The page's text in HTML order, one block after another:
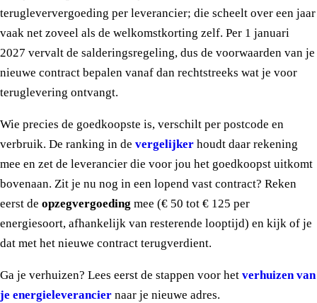
terugleververgoeding per leverancier; die scheelt over een jaar
vaak net zoveel als de welkomstkorting zelf. Per 1 januari
2027 vervalt de salderingsregeling, dus de voorwaarden van je
nieuwe contract bepalen vanaf dan rechtstreeks wat je voor
teruglevering ontvangt.
Wie precies de goedkoopste is, verschilt per postcode en
verbruik. De ranking in de vergelijker houdt daar rekening
mee en zet de leverancier die voor jou het goedkoopst uitkomt
bovenaan. Zit je nu nog in een lopend vast contract? Reken
eerst de opzegvergoeding mee (€ 50 tot € 125 per
energiesoort, afhankelijk van resterende looptijd) en kijk of je
dat met het nieuwe contract terugverdient.
Ga je verhuizen? Lees eerst de stappen voor het verhuizen van
je energieleverancier naar je nieuwe adres.